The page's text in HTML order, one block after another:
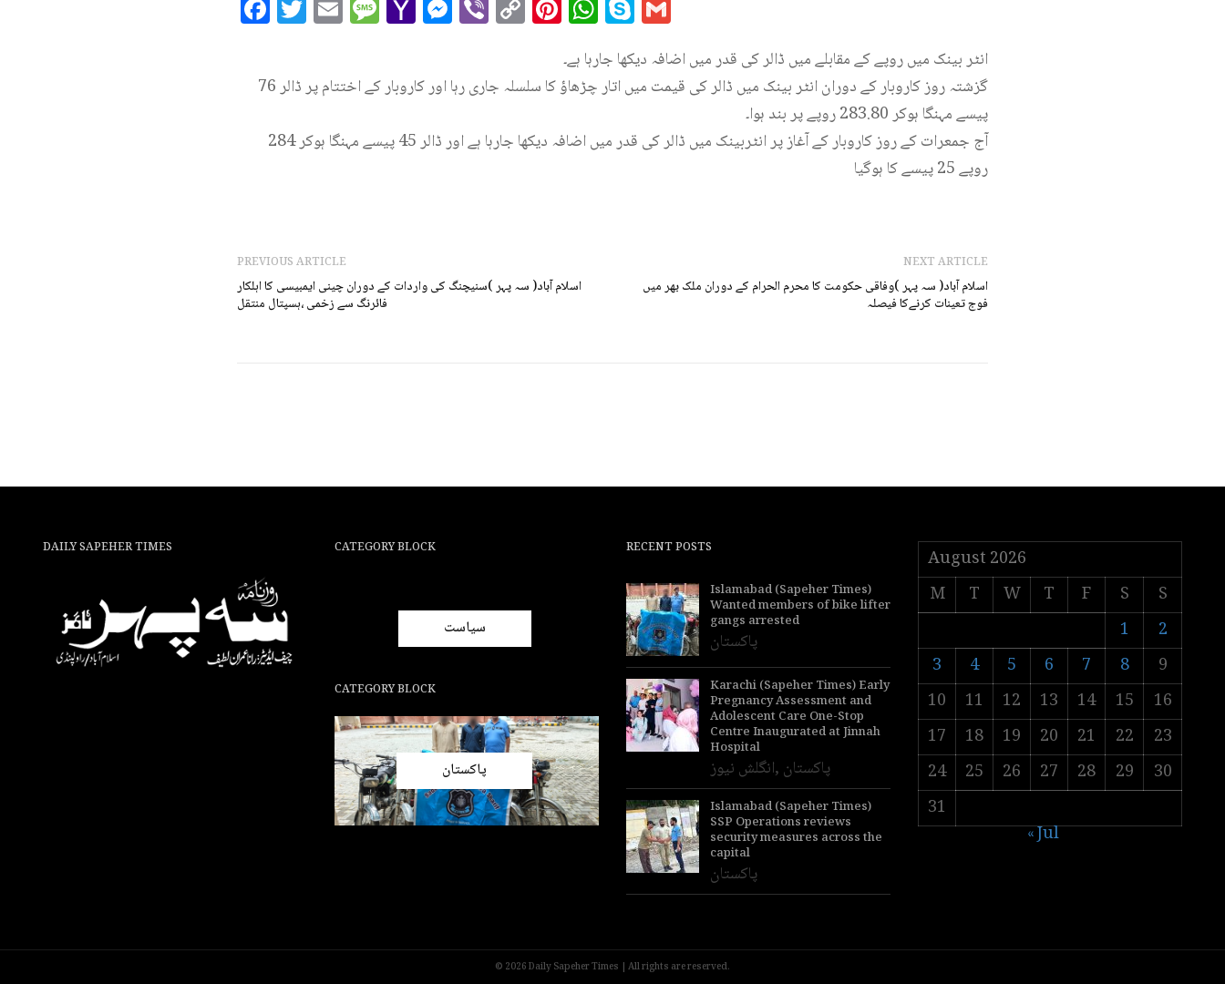
Mail Linkانٹر بینک میں روپے کے مقابلے میں ڈالر کی قدر میں اضافہ دیکھا جارہا ہے۔
گزشتہ روز کاروبار کے دوران انٹر بینک میں ڈالر کی قیمت میں اتار چڑھاؤ کا سلسلہ جاری رہا اور کاروبار کے اختتام پر ڈالر 76
پیسے مہنگا ہوکر 283.80 روپے پر بند ہوا۔
آج جمعرات کے روز کاروبار کے آغاز پر انٹربینک میں ڈالر کی قدر میں اضافہ دیکھا جارہا ہے اور ڈالر 45 پیسے مہنگا ہوکر 284
روپے 25 پیسے کا ہوگیا
PREVIOUS ARTICLE
اسلام آباد( سہ پہر )سنیچنگ کی واردات کے دوران چینی ایمبیسی کا اہلکار
فائرنگ سے زخمی ،ہسپتال منتقل
NEXT ARTICLE
اسلام آباد( سہ پہر )وفاقی حکومت کا محرم الحرام کے دوران ملک بھر میں
فوج تعینات کرنےکا فیصلہ
DAILY SAPEHER TIMES CATEGORY BLOCK
سیاست
CATEGORY BLOCK
پاکستان
RECENT POSTS
Islamabad (Sapeher Times)
Wanted members of bike lifter
gangs arrested
پاکستان
Karachi (Sapeher Times) Early
Pregnancy Assessment and
Adolescent Care One-Stop
Centre Inaugurated at Jinnah
Hospital
انگلش نیوز, پاکستان
Islamabad (Sapeher Times)
SSP Operations reviews
security measures across the
capital
پاکستان
August 2026
M
T W T F S
S
1
2
3
4 5 6 7 8
9
10
11 12 13 14 15
16
17
18 19 20 21 22
23
24
25 26 27 28 29
30
31
« Jul
© 2026 Daily Sapeher Times | All rights are reserved.